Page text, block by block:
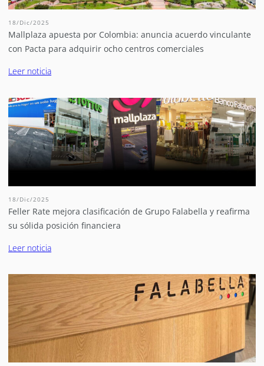
18/Dic/2025
Mallplaza apuesta por Colombia: anuncia acuerdo vinculante
con Pacta para adquirir ocho centros comerciales
Leer noticia
18/Dic/2025
Feller Rate mejora clasificación de Grupo Falabella y reafirma
su sólida posición financiera
Leer noticia